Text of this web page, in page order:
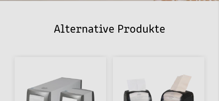
Alternative Produkte